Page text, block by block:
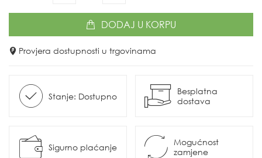
DODAJ U KORPU
Provjera dostupnosti u trgovinama
Stanje: Dostupno
Besplatna
dostava
Sigurno plaćanje
Mogućnost
zamjene